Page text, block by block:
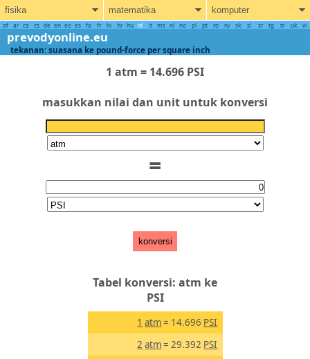
fisika matematika komputer
af ar ca cs de en eo es fa fr hi hr hu id it ms nl no pl pt ro ru sk sl sr tg tr uk vi
prevodyonline.eu
tekanan: suasana ke pound-force per square inch
1 atm = 14.696 PSI
masukkan nilai dan unit untuk konversi
=
konversi
Tabel konversi: atm ke
PSI
1 atm= 14.696 PSI
2 atm= 29.392 PSI